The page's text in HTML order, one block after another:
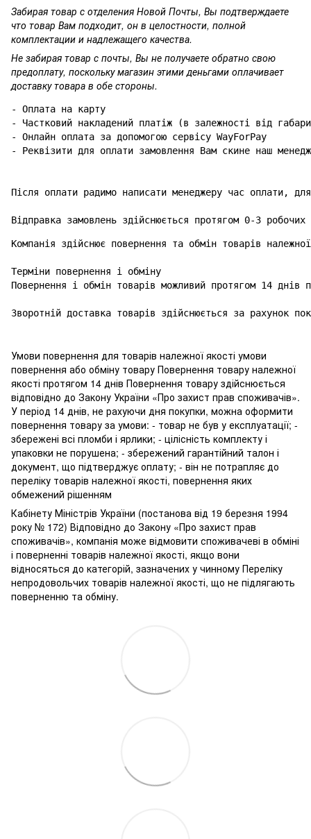
Забирая товар с отделения Новой Почты, Вы подтверждаете
что товар Вам подходит, он в целостности, полной
комплектации и надлежащего качества.
Не забирая товар с почты, Вы не получаете обратно свою
предоплату, поскольку магазин этими деньгами оплачивает
доставку товара в обе стороны.
- Оплата на карту
- Частковий накладений платіж (в залежності від
- Онлайн оплата за допомогою сервісу WayForPay
- Реквізити для оплати замовлення Вам скине наш
Після оплати радимо написати менеджеру час оплати,
Відправка замовлень здійснюється протягом 0-3
Компанія здійснює повернення та обмін товарів
Терміни повернення і обміну
Повернення і обмін товарів можливий протягом 14 днів
Зворотній доставка товарів здійснюється за рахунок
Умови повернення для товарів належної якості умови
повернення або обміну товару Повернення товару належної
якості протягом 14 днів Повернення товару здійснюється
відповідно до Закону України «Про захист прав споживачів».
У період 14 днів, не рахуючи дня покупки, можна оформити
повернення товару за умови: - товар не був у експлуатації; -
збережені всі пломби і ярлики; - цілісність комплекту і
упаковки не порушена; - збережений гарантійний талон і
документ, що підтверджує оплату; - він не потрапляє до
переліку товарів належної якості, повернення яких
обмежений рішенням
Кабінету Міністрів України (постанова від 19 березня 1994
року № 172) Відповідно до Закону «Про захист прав
споживачів», компанія може відмовити споживачеві в обміні
і поверненні товарів належної якості, якщо вони
відносяться до категорій, зазначених у чинному Переліку
непродовольчих товарів належної якості, що не підлягають
поверненню та обміну.